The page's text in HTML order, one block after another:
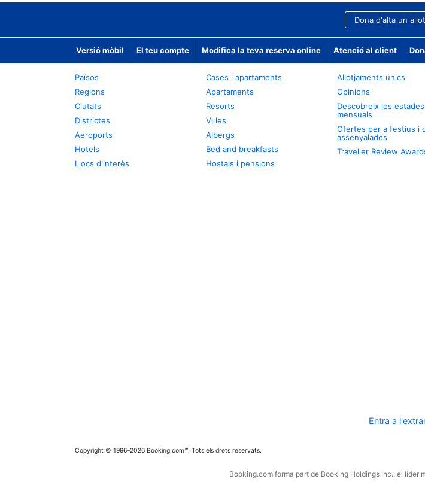
Dona d'alta un
Versió mòbil El teu compte Modifica la teva reserva online Atenció al client
Països
Regions
Ciutats
Districtes
Aeroports
Hotels
Llocs d'interès
Cases i apartaments
Apartaments
Resorts
Vil·les
Albergs
Bed and breakfasts
Hostals i pensions
Allotjaments únics
Opinions
Descobreix les estades
mensuals
Ofertes per a festius i
assenyalades
Traveller Review
Entra a
Copyright © 1996–2026 Booking.com™. Tots els drets reservats.
Booking.com forma part de Booking Holdings Inc., el líder